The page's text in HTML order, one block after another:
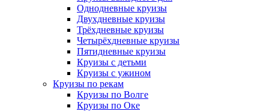
Однодневные круизы
Двухдневные круизы
Трёхдневные круизы
Четырёхдневные круизы
Пятидневные круизы
Круизы с детьми
Круизы с ужином
Круизы по рекам
Круизы по Волге
Круизы по Оке